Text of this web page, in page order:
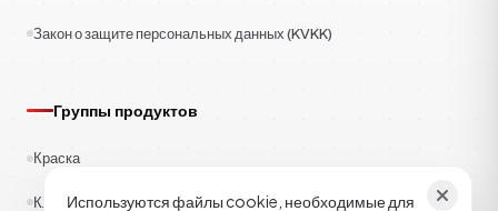
Закон о защите персональных данных (KVKK)
Группы продуктов
Краска
Клеи Используются файлы cookie, необходимые для